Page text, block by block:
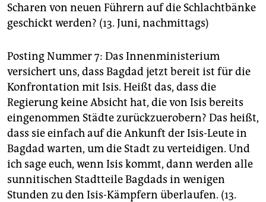
Scharen von neuen Führern auf die Schlachtbänke
geschickt werden? (13. Juni, nachmittags)
Posting Nummer 7: Das Innenministerium
versichert uns, dass Bagdad jetzt bereit ist für die
Konfrontation mit Isis. Heißt das, dass die
Regierung keine Absicht hat, die von Isis bereits
eingenommen Städte zurückzuerobern? Das heißt,
dass sie einfach auf die Ankunft der Isis-Leute in
Bagdad warten, um die Stadt zu verteidigen. Und
ich sage euch, wenn Isis kommt, dann werden alle
sunnitischen Stadtteile Bagdads in wenigen
Stunden zu den Isis-Kämpfern überlaufen. (13.